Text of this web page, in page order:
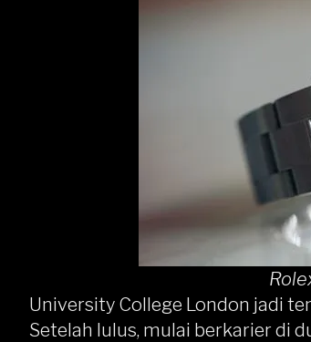
University College London jadi
Setelah lulus, mulai berkarier di